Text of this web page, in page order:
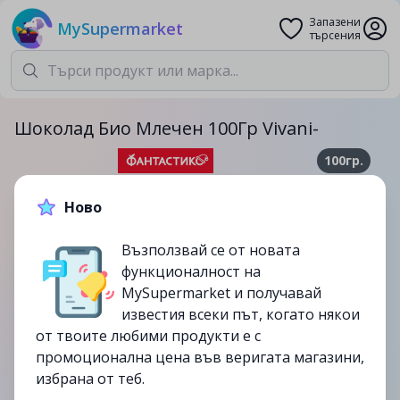
MySupermarket
Запазени
търсения
Шоколад Био Млечен 100Гр Vivani-
100гр.
7.59лв.
23/07
Ново
Възползвай се от новата
функционалност на
MySupermarket и получавай
известия всеки път, когато някои
от твоите любими продукти е с
промоционална цена във веригата магазини,
избрана от теб.